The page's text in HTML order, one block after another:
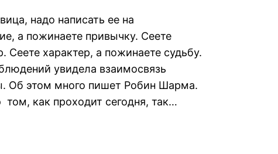
надо написать ее на
а пожинаете привычку. Сеете
Сеете характер, а пожинаете судьбу.
увидела взаимосвязь
Об этом много пишет Робин Шарма.
том, как проходит сегодня, так…